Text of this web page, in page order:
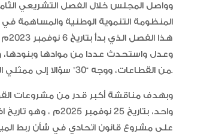
وواصل المجلس خلال الفصل التشريعي
المنظومة التنموية الوطنية والمساهمة
من القطاعات، ووجه “30” سؤالا إلى ممثلي الحكومة.
وبهدف مناقشة أكبر قدر من مشروعات
واحد، بتاريخ 25
على مشروع قانون اتحادي في شأن ربط